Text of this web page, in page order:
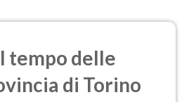
tempo delle
di Torino